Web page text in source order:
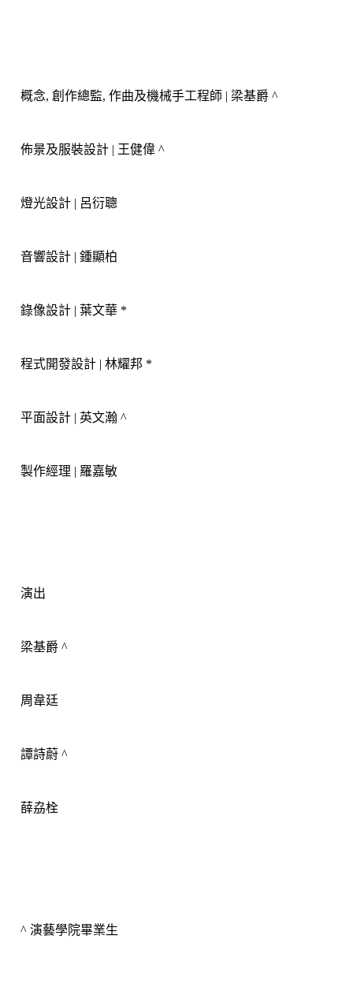
概念, 創作總監, 作曲及機械手工程師 | 梁基爵 ^
佈景及服裝設計 | 王健偉 ^
燈光設計 | 呂衍聰
音響設計 | 鍾顯柏
錄像設計 | 葉文華 *
程式開發設計 | 林耀邦 *
平面設計 | 英文瀚 ^
製作經理 | 羅嘉敏
演出
梁基爵 ^
周韋廷
譚詩蔚 ^
薛劦栓
^ 演藝學院畢業生